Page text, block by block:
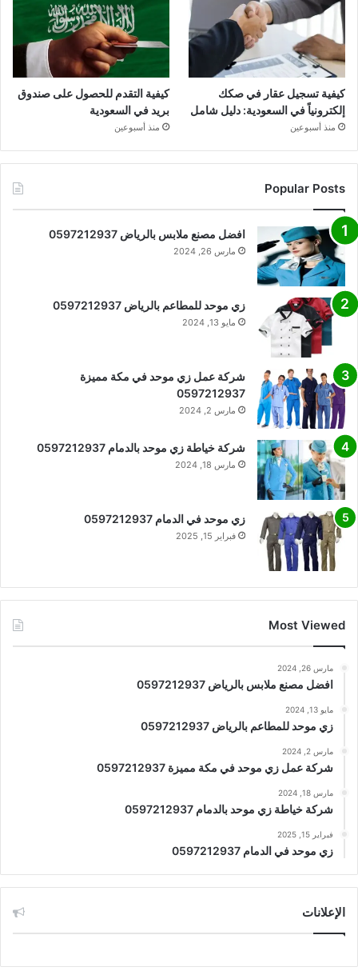
كيفية تسجيل عقار في صكك
إلكترونياً في السعودية: دليل شامل
منذ أسبوعين
كيفية التقدم للحصول على صندوق
بريد في السعودية
منذ أسبوعين
Popular Posts
افضل مصنع ملابس بالرياض 0597212937
مارس 26, 2024
زي موحد للمطاعم بالرياض 0597212937
مايو 13, 2024
شركة عمل زي موحد في مكة مميزة
0597212937
مارس 2, 2024
شركة خياطة زي موحد بالدمام 0597212937
مارس 18, 2024
زي موحد في الدمام 0597212937
فبراير 15, 2025
Most Viewed
مارس 26, 2024
افضل مصنع ملابس بالرياض 0597212937
مايو 13, 2024
زي موحد للمطاعم بالرياض 0597212937
مارس 2, 2024
شركة عمل زي موحد في مكة مميزة 0597212937
مارس 18, 2024
شركة خياطة زي موحد بالدمام 0597212937
فبراير 15, 2025
زي موحد في الدمام 0597212937
الإعلانات